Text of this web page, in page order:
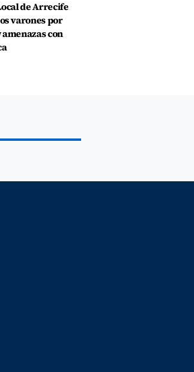
de Arrecife
varones por
con